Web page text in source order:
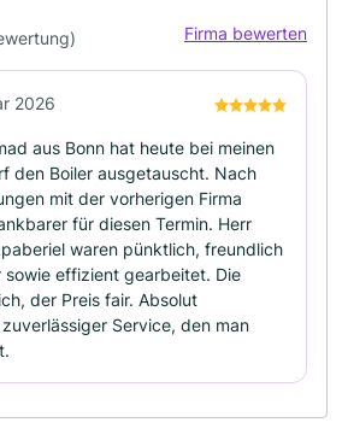
Firma bewerten
2026
aus Bonn hat heute bei meinen
den Boiler ausgetauscht. Nach
mit der vorherigen Firma
für diesen Termin. Herr
waren pünktlich, freundlich
sowie effizient gearbeitet. Die
der Preis fair. Absolut
Service, den man